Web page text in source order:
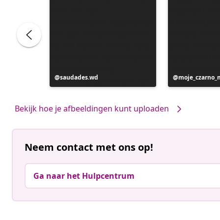
Bericht
gepubliceerd
saudades.wd
Bericht
gepubliceerd
Bekijk hoe je afbeeldingen kunt uploaden
Neem contact met ons op!
Ga naar het Hulpcentrum